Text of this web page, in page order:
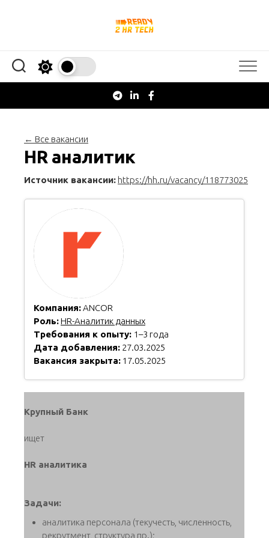
← Все вакансии
HR аналитик
Источник вакансии: https://hh.ru/vacancy/118773025
Компания:ANCOR
Роль:HR-Аналитик данных
Требования к опыту: 1–3 года
Дата добавления: 27.03.2025
Вакансия закрыта: 17.05.2025
Крупный Банк
ищет
HR аналитика
Задачи:
аналитика персонала (текучесть, численность,
рекрутмент, структура пр.);